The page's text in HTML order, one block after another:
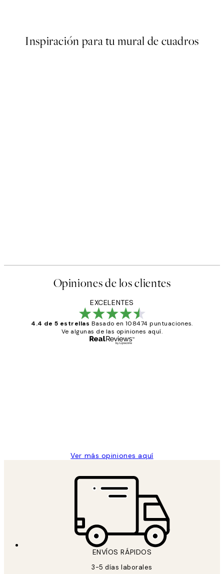
Inspiración para tu mural de cuadros
Opiniones de los clientes
EXCELENTES
4.4 de 5 estrellas Basado en 108474 puntuaciones.
Ve algunas de las opiniones aquí.
Ver más opiniones aquí
ENVÍOS RÁPIDOS
3-5 días laborales